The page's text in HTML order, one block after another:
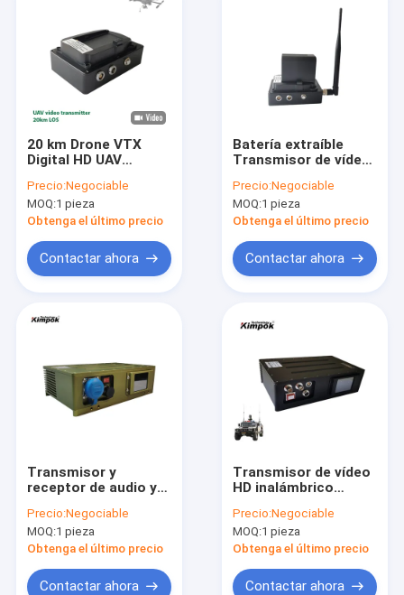
Sobre nosotros
Visita a la fábrica
Solicitar una cotización
20 km Drone VTX
Digital HD UAV
AES Encriptación
Entrada HD-MI
Precio:Negociable
MOQ:1 pieza
Obtenga el último precio
Contactar ahora
Batería extraíble
Transmisor de vídeo
para emergencias
AES 128 bits
Encriptación
de baja latencia
Precio:Negociable
MOQ:1 pieza
Obtenga el último precio
Contactar ahora
Transmisor y
receptor de audio y
COFDM de potencia
de RF ajustable con
cifrado
Precio:Negociable
MOQ:1 pieza
Obtenga el último precio
Contactar ahora
Transmisor de vídeo
HD inalámbrico
con transmisión e
entrada de datos
RS232/TTL
Precio:Negociable
MOQ:1 pieza
Obtenga el último precio
Contactar ahora